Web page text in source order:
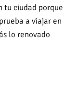
tu ciudad porque
a viajar en
lo renovado